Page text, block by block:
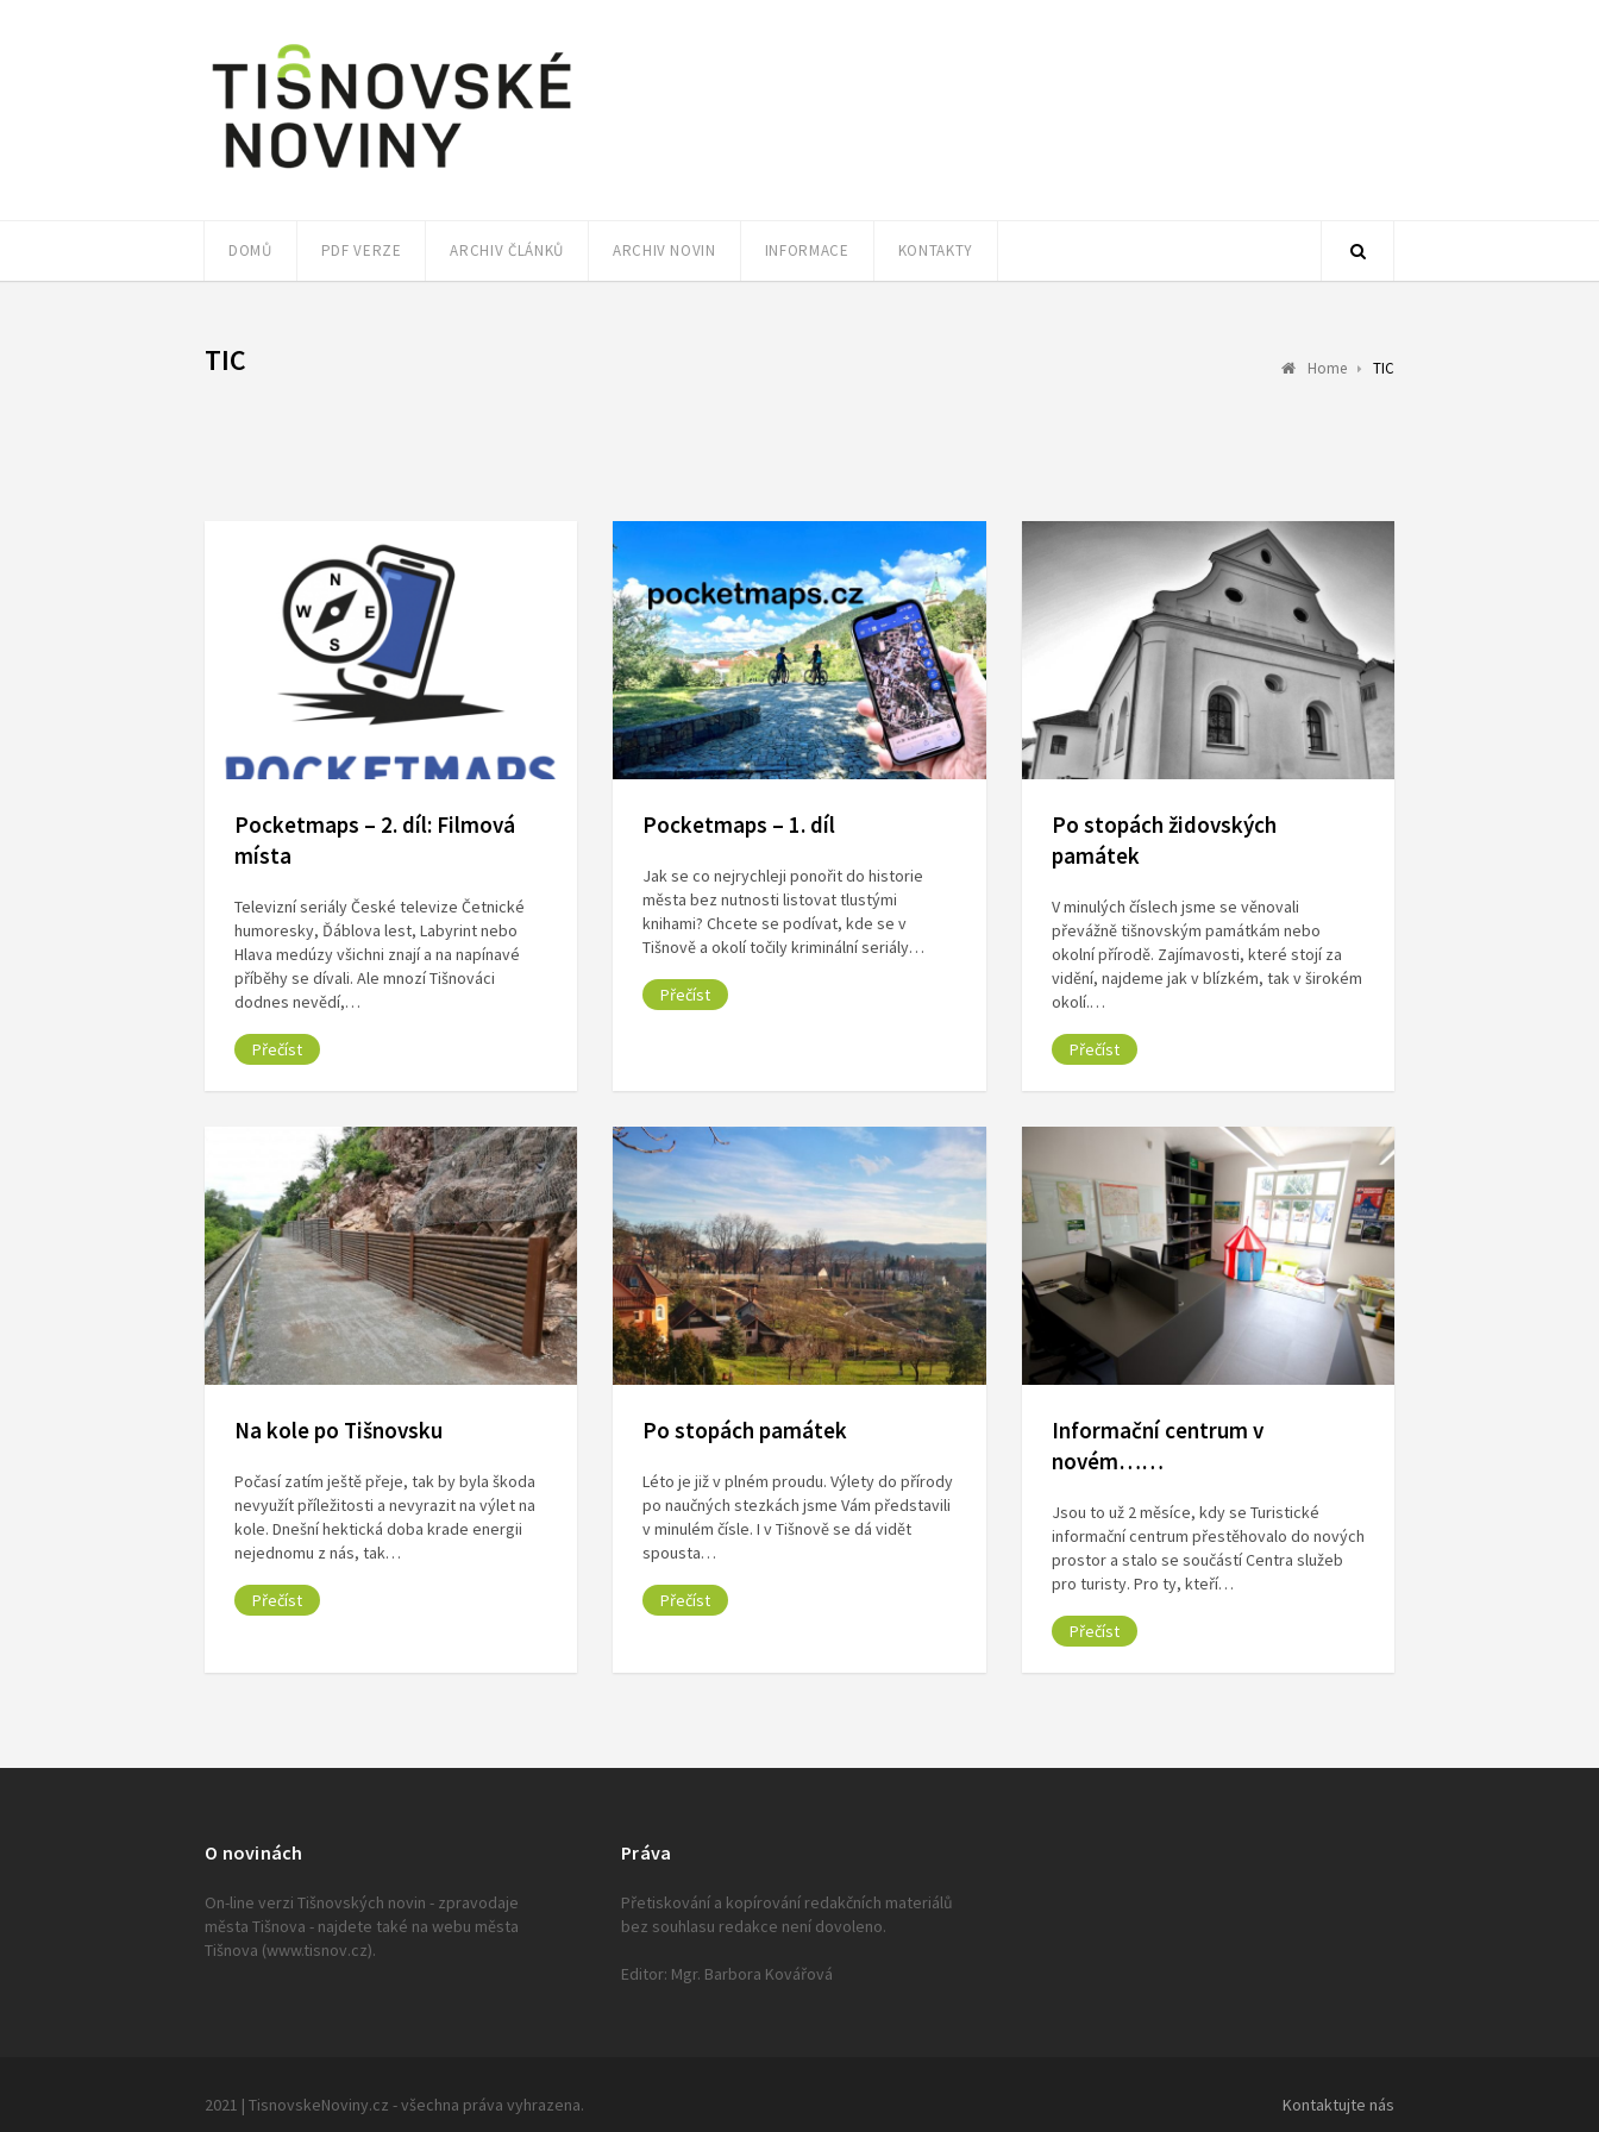
DOMŮ PDF VERZE ARCHIV ČLÁNKŮ ARCHIV NOVIN INFORMACE KONTAKTY
TIC Home TIC
Pocketmaps – 2. díl: Filmová
místa
Televizní seriály České televize Četnické
humoresky, Ďáblova lest, Labyrint nebo
Hlava medúzy všichni znají a na napínavé
příběhy se dívali. Ale mnozí Tišnováci
dodnes nevědí,…
Přečíst
Pocketmaps – 1. díl
Jak se co nejrychleji ponořit do historie
města bez nutnosti listovat tlustými
knihami? Chcete se podívat, kde se v
Tišnově a okolí točily kriminální seriály…
Přečíst
Po stopách židovských
památek
V minulých číslech jsme se věnovali
převážně tišnovským památkám nebo
okolní přírodě. Zajímavosti, které stojí za
vidění, najdeme jak v blízkém, tak v širokém
okolí.…
Přečíst
Na kole po Tišnovsku
Počasí zatím ještě přeje, tak by byla škoda
nevyužít příležitosti a nevyrazit na výlet na
kole. Dnešní hektická doba krade energii
nejednomu z nás, tak…
Přečíst
Po stopách památek
Léto je již v plném proudu. Výlety do přírody
po naučných stezkách jsme Vám představili
v minulém čísle. I v Tišnově se dá vidět
spousta…
Přečíst
Informační centrum v
novém……
Jsou to už 2 měsíce, kdy se Turistické
informační centrum přestěhovalo do nových
prostor a stalo se součástí Centra služeb
pro turisty. Pro ty, kteří…
Přečíst
O novinách
On-line verzi Tišnovských novin - zpravodaje
města Tišnova - najdete také na webu města
Tišnova (www.tisnov.cz).
Práva
Přetiskování a kopírování redakčních materiálů
bez souhlasu redakce není dovoleno.
Editor: Mgr. Barbora Kovářová
2021 | TisnovskeNoviny.cz - všechna práva vyhrazena. Kontaktujte nás